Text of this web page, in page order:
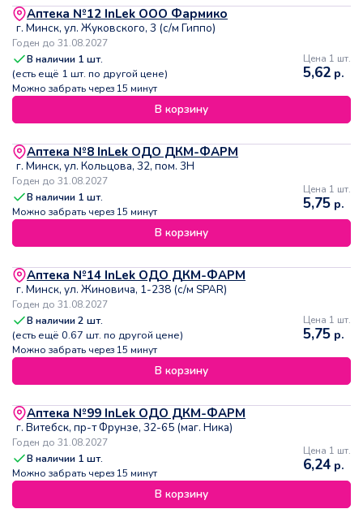
Аптека №12 InLek ООО Фармико
г. Минск, ул. Жуковского, 3 (с/м Гиппо)
Годен до 31.08.2027
В наличии 1 шт.
(есть ещё 1 шт. по другой цене)
Можно забрать через 15 минут
Цена 1 шт.
5,62 р.
В корзину
Аптека №8 InLek ОДО ДКМ-ФАРМ
г. Минск, ул. Кольцова, 32, пом. 3Н
Годен до 31.08.2027
В наличии 1 шт.
Можно забрать через 15 минут
Цена 1 шт.
5,75 р.
В корзину
Аптека №14 InLek ОДО ДКМ-ФАРМ
г. Минск, ул. Жиновича, 1-238 (с/м SPAR)
Годен до 31.08.2027
В наличии2 шт.
(есть ещё 0.67 шт. по другой цене)
Можно забрать через 15 минут
Цена 1 шт.
5,75 р.
В корзину
Аптека №99 InLek ОДО ДКМ-ФАРМ
г. Витебск, пр-т Фрунзе, 32-65 (маг. Ника)
Годен до 31.08.2027
В наличии 1 шт.
Можно забрать через 15 минут
Цена 1 шт.
6,24 р.
В корзину